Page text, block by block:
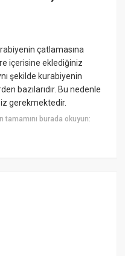
çatlamasına
içerisine eklediğiniz
şekilde kurabiyenin
bazılarıdır. Bu nedenle
gerekmektedir.
tamamını burada okuyun: